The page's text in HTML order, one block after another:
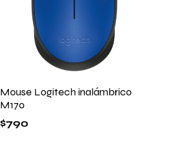
Mouse Logitech inalámbrico
M170
$790